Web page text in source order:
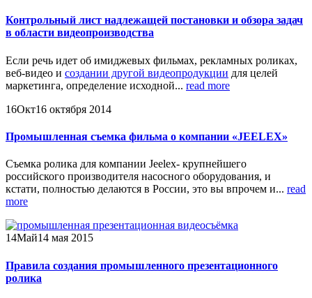
Контрольный лист надлежащей постановки и обзора задач
в области видеопроизводства
Если речь идет об имиджевых фильмах, рекламных роликах,
веб-видео и создании другой видеопродукции для целей
маркетинга, определение исходной... read more
16Окт16 октября 2014
Промышленная съемка фильма о компании «JEELEX»
Съемка ролика для компании Jeelex- крупнейшего
российского производителя насосного оборудования, и
кстати, полностью делаются в России, это вы впрочем и... read
more
14Май14 мая 2015
Правила создания промышленного презентационного
ролика